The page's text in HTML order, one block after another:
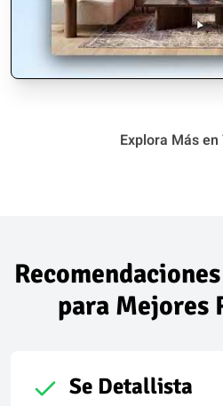
Explora Más en
para Mejores
Se Detallista